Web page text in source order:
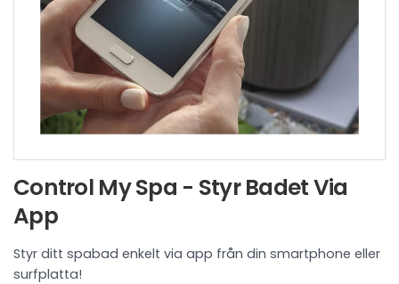
Control My Spa - Styr Badet Via
App
Styr ditt spabad enkelt via app från din smartphone eller
surfplatta!